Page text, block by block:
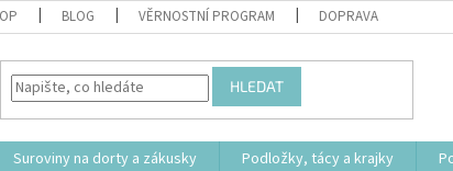
BLOG VĚRNOSTNÍ PROGRAM DOPRAVA
HLEDAT
Suroviny na dorty a zákusky Podložky, tácy a krajky